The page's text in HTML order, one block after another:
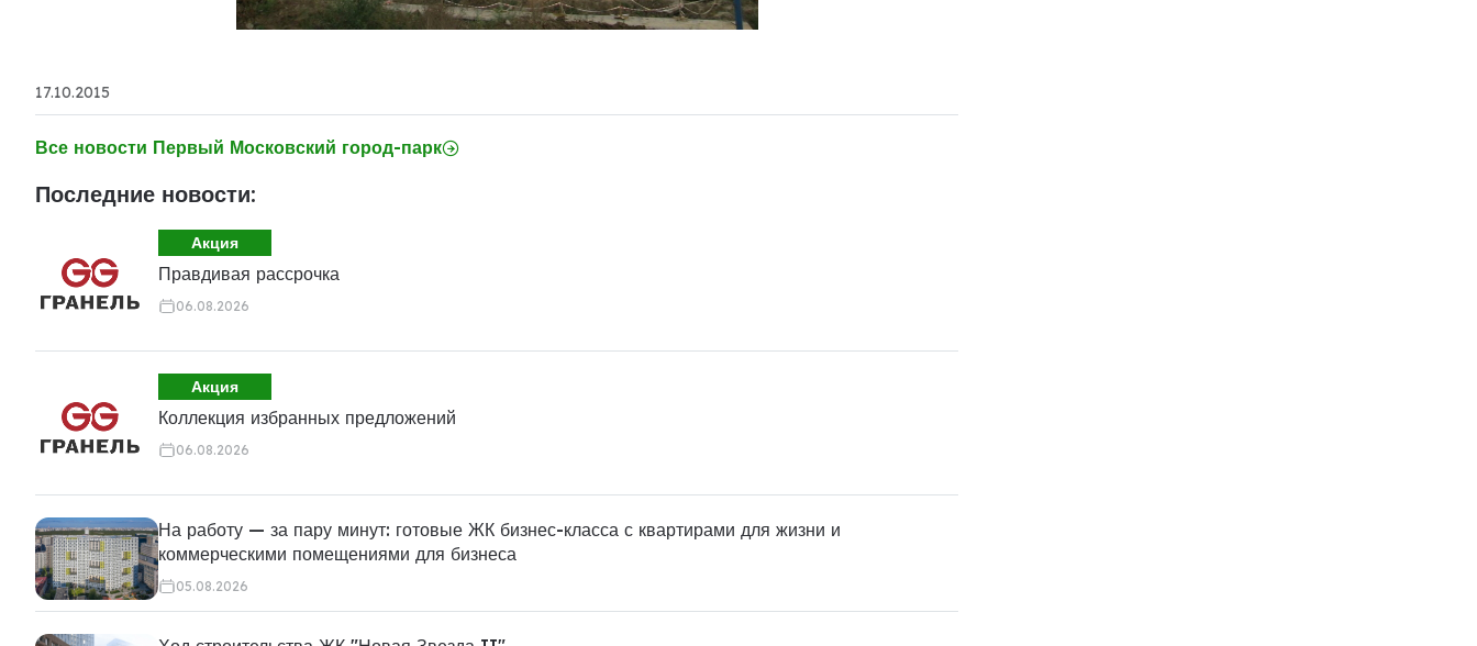
17.10.2015
Все новости Первый Московский город-парк
Последние новости:
Акция
Правдивая рассрочка
06.08.2026
Акция
Коллекция избранных предложений
06.08.2026
На работу — за пару минут: готовые ЖК бизнес-класса с квартирами для жизни и
коммерческими помещениями для бизнеса
05.08.2026